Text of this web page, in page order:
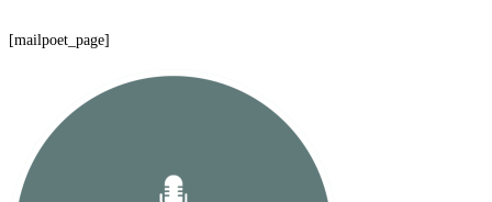
[mailpoet_page]